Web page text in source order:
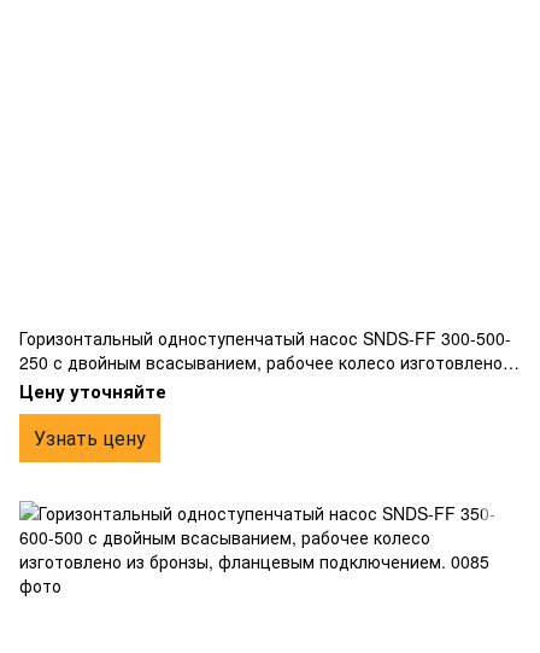
Горизонтальный одноступенчатый насос SNDS-FF 300-500-
250 с двойным всасыванием, рабочее колесо изготовлено
из бронзы, фланцевым подключением.
Цену уточняйте
Узнать цену